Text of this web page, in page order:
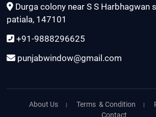
Durga colony near S S Harbhagwan
patiala, 147101
+91-9888296625
punjabwindow@gmail.com
About Us Terms & Condition
Contact